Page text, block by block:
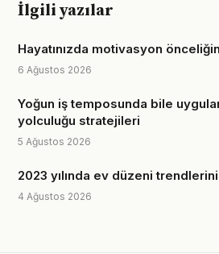
İlgili yazılar
Hayatınızda motivasyon önceliğini
6 Ağustos 2026
Yoğun iş temposunda bile
yolculuğu stratejileri
5 Ağustos 2026
2023 yılında ev düzeni
4 Ağustos 2026